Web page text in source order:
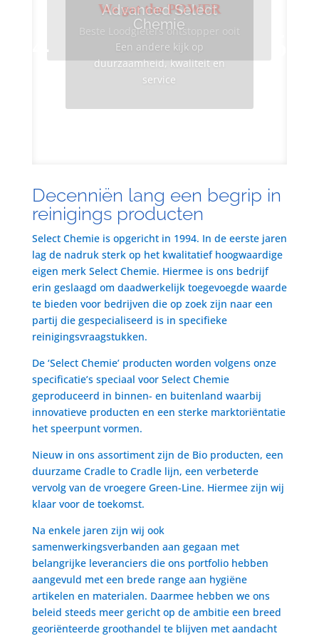
Advanced Select
Chemie
Een andere kijk op
duurzaamheid, kwaliteit en
service
We got the POWER
Beste Loodgieters ontstopper ooit
Decenniën lang een begrip in
reinigings producten
Select Chemie is opgericht in 1994. In de eerste jaren
lag de nadruk sterk op het kwalitatief hoogwaardige
eigen merk Select Chemie. Hiermee is ons bedrijf
erin geslaagd om daadwerkelijk toegevoegde waarde
te bieden voor bedrijven die op zoek zijn naar een
partij die gespecialiseerd is in specifieke
reinigingsvraagstukken.
De ‘Select Chemie’ producten worden volgens onze
specificatie’s speciaal voor Select Chemie
geproduceerd in binnen- en buitenland waarbij
innovatieve producten en een sterke marktoriëntatie
het speerpunt vormen.
Nieuw in ons assortiment zijn de Bio producten, een
duurzame Cradle to Cradle lijn, een verbeterde
vervolg van de vroegere Green-Line. Hiermee zijn wij
klaar voor de toekomst.
Na enkele jaren zijn wij ook
samenwerkingsverbanden aan gegaan met
belangrijke leveranciers die ons portfolio hebben
aangevuld met een brede range aan hygiëne
artikelen en materialen. Daarmee hebben we ons
beleid steeds meer gericht op de ambitie een breed
georiënteerde groothandel te blijven met aandacht